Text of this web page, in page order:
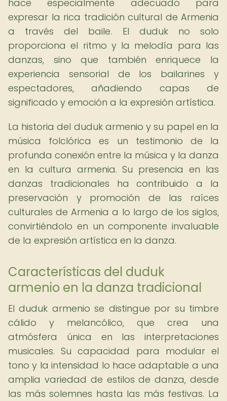
hace especialmente adecuado para
expresar la rica tradición cultural de Armenia
a través del baile. El duduk no solo
proporciona el ritmo y la melodía para las
danzas, sino que también enriquece la
experiencia sensorial de los bailarines y
espectadores, añadiendo capas de
significado y emoción a la expresión artística.
La historia del duduk armenio y su papel en la
música folclórica es un testimonio de la
profunda conexión entre la música y la danza
en la cultura armenia. Su presencia en las
danzas tradicionales ha contribuido a la
preservación y promoción de las raíces
culturales de Armenia a lo largo de los siglos,
convirtiéndolo en un componente invaluable
de la expresión artística en la danza.
Características del duduk
armenio en la danza tradicional
El duduk armenio se distingue por su timbre
cálido y melancólico, que crea una
atmósfera única en las interpretaciones
musicales. Su capacidad para modular el
tono y la intensidad lo hace adaptable a una
amplia variedad de estilos de danza, desde
las más solemnes hasta las más festivas. La